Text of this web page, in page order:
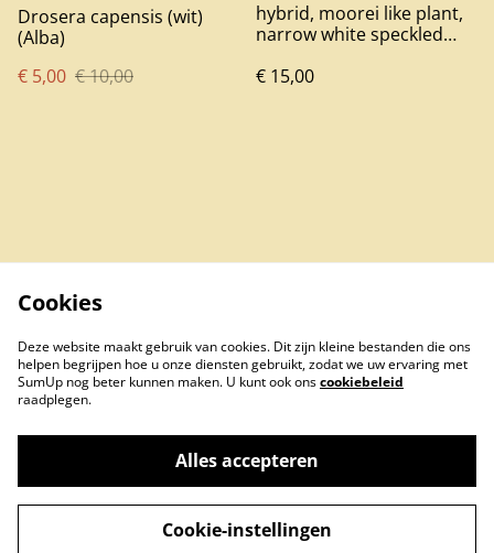
Drosera capensis (wit)
(Alba)
€ 5,00 € 10,00
hybrid, moorei like plant,
narrow white speckled
hood
€ 15,00
Contact Us
Legal Terms
Privacy Policy
Cookie Policy
Cookies
Deze website maakt gebruik van cookies. Dit zijn kleine bestanden die ons
helpen begrijpen hoe u onze diensten gebruikt, zodat we uw ervaring met
SumUp nog beter kunnen maken. U kunt ook onscookiebeleid
raadplegen.
Alles accepteren
Cookie-instellingen